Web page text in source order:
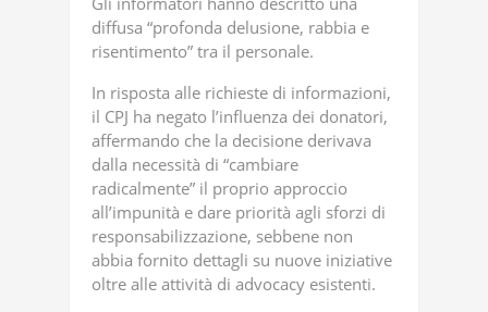
diffusa “profonda delusione, rabbia e
risentimento” tra il personale.
In risposta alle richieste di informazioni,
il CPJ ha negato l’influenza dei donatori,
affermando che la decisione derivava
dalla necessità di “cambiare
radicalmente” il proprio approccio
all’impunità e dare priorità agli sforzi di
responsabilizzazione, sebbene non
abbia fornito dettagli su nuove iniziative
oltre alle attività di advocacy esistenti.